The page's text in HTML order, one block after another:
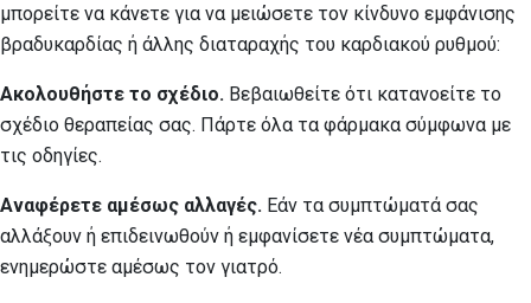
μπορείτε να κάνετε για να μειώσετε τον κίνδυνο εμφάνισης
βραδυκαρδίας ή άλλης διαταραχής του καρδιακού ρυθμού:
Ακολουθήστε το σχέδιο. Βεβαιωθείτε ότι κατανοείτε το
σχέδιο θεραπείας σας. Πάρτε όλα τα φάρμακα σύμφωνα με
τις οδηγίες.
Αναφέρετε αμέσως αλλαγές. Εάν τα συμπτώματά σας
αλλάξουν ή επιδεινωθούν ή εμφανίσετε νέα συμπτώματα,
ενημερώστε αμέσως τον γιατρό.